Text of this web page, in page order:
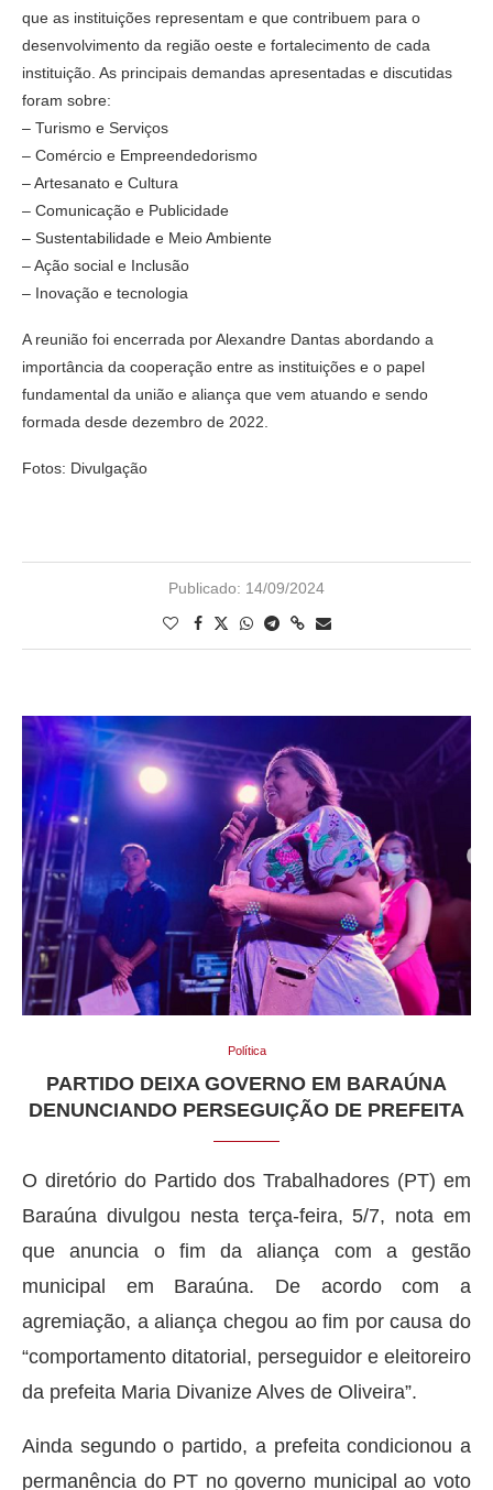
que as instituições representam e que contribuem para o
desenvolvimento da região oeste e fortalecimento de cada
instituição. As principais demandas apresentadas e discutidas
foram sobre:
– Turismo e Serviços
– Comércio e Empreendedorismo
– Artesanato e Cultura
– Comunicação e Publicidade
– Sustentabilidade e Meio Ambiente
– Ação social e Inclusão
– Inovação e tecnologia
A reunião foi encerrada por Alexandre Dantas abordando a
importância da cooperação entre as instituições e o papel
fundamental da união e aliança que vem atuando e sendo
formada desde dezembro de 2022.
Fotos: Divulgação
Publicado: 14/09/2024
Política
PARTIDO DEIXA GOVERNO EM BARAÚNA
DENUNCIANDO PERSEGUIÇÃO DE PREFEITA
O diretório do Partido dos Trabalhadores (PT) em
Baraúna divulgou nesta terça-feira, 5/7, nota em
que anuncia o fim da aliança com a gestão
municipal em Baraúna. De acordo com a
agremiação, a aliança chegou ao fim por causa do
“comportamento ditatorial, perseguidor e eleitoreiro
da prefeita Maria Divanize Alves de Oliveira”.
Ainda segundo o partido, a prefeita condicionou a
permanência do PT no governo municipal ao voto